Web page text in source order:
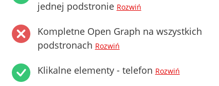
jednej podstronie Rozwiń
Kompletne Open Graph na wszystkich
podstronach Rozwiń
Klikalne elementy - telefon Rozwiń